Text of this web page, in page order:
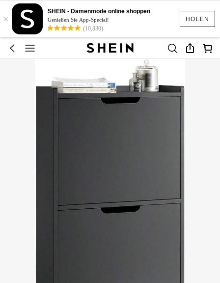
HOLEN
×
SHEIN - Damenmode online shoppen
Genießen Sie App-Special!
(10,830)